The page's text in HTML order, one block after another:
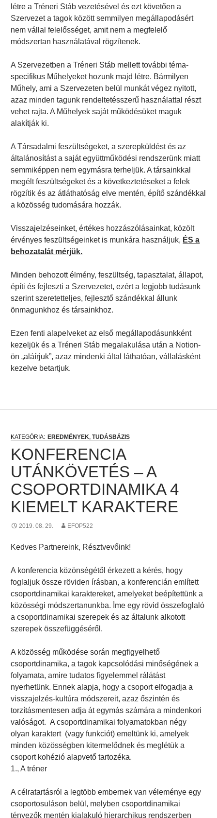
létre a Tréneri Stáb vezetésével és ezt követően a
Szervezet a tagok között semmilyen megállapodásért
nem vállal felelősséget, amit nem a megfelelő
módszertan használatával rögzítenek.
A Szervezetben a Tréneri Stáb mellett további téma-
specifikus Műhelyeket hozunk majd létre. Bármilyen
Műhely, ami a Szervezeten belül munkát végez nyitott,
azaz minden tagunk rendeltetésszerű használattal részt
vehet rajta. A Műhelyek saját működésüket maguk
alakítják ki.
A Társadalmi feszültségeket, a szerepküldést és az
általánosítást a saját együttműködési rendszerünk miatt
semmiképpen nem egymásra terheljük. A társainkkal
megélt feszültségeket és a következtetéseket a felek
rögzítik és az átláthatóság elve mentén, építő szándékkal
a közösség tudomására hozzák.
Visszajelzéseinket, értékes hozzászólásainkat, közölt
érvényes feszültségeinket is munkára használjuk, ÉS a
behozatalát mérjük.
Minden behozott élmény, feszültség, tapasztalat, állapot,
építi és fejleszti a Szervezetet, ezért a legjobb tudásunk
szerint szeretetteljes, fejlesztő szándékkal állunk
önmagunkhoz és társainkhoz.
Ezen fenti alapelveket az első megállapodásunkként
kezeljük és a Tréneri Stáb megalakulása után a Notion-
ön „aláírjuk”, azaz mindenki által láthatóan, vállalásként
kezelve betartjuk.
EREDMÉNYEK,TUDÁSBÁZIS
KONFERENCIA
UTÁNKÖVETÉS – A
CSOPORTDINAMIKA 4
KIEMELT KARAKTERE
2019. 08. 29. EFOP522
Kedves Partnereink, Résztvevőink!
A konferencia közönségétől érkezett a kérés, hogy
foglaljuk össze röviden írásban, a konferencián említett
csoportdinamikai karaktereket, amelyeket beépítettünk a
közösségi módszertanunkba. Íme egy rövid összefoglaló
a csoportdinamikai szerepek és az általunk alkotott
szerepek összefüggéséről.
A közösség működése során megfigyelhető
csoportdinamika, a tagok kapcsolódási minőségének a
folyamata, amire tudatos figyelemmel rálátást
nyerhetünk. Ennek alapja, hogy a csoport elfogadja a
visszajelzés-kultúra módszereit, azaz őszintén és
torzításmentesen adja át egymás számára a mindenkori
valóságot. A csoportdinamikai folyamatokban négy
olyan karaktert (vagy funkciót) emeltünk ki, amelyek
minden közösségben kitermelődnek és meglétük a
csoport kohézió alapvető tartozéka.
1., A tréner
A célratartásról a legtöbb embernek van véleménye egy
csoportosuláson belül, melyben csoportdinamikai
tényezők mentén kialakuló hierarchikus rendszerben